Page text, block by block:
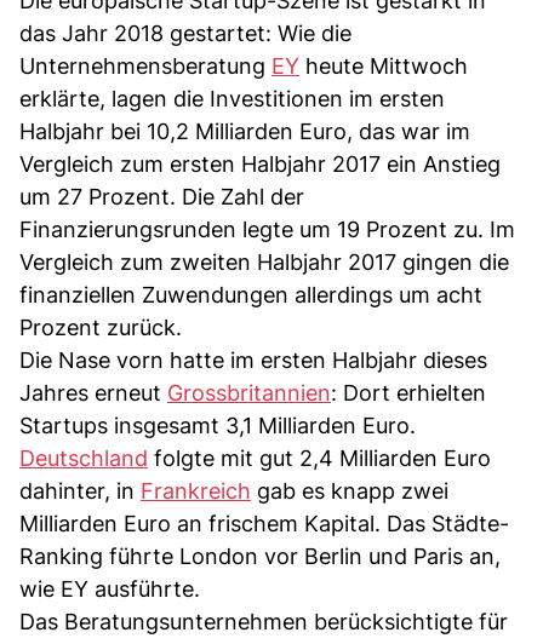
das Jahr 2018 gestartet: Wie die
Unternehmensberatung EY heute Mittwoch
erklärte, lagen die Investitionen im ersten
Halbjahr bei 10,2 Milliarden Euro, das war im
Vergleich zum ersten Halbjahr 2017 ein Anstieg
um 27 Prozent. Die Zahl der
Finanzierungsrunden legte um 19 Prozent zu. Im
Vergleich zum zweiten Halbjahr 2017 gingen die
finanziellen Zuwendungen allerdings um acht
Prozent zurück.
Die Nase vorn hatte im ersten Halbjahr dieses
Jahres erneut Grossbritannien: Dort erhielten
Startups insgesamt 3,1 Milliarden Euro.
Deutschland folgte mit gut 2,4 Milliarden Euro
dahinter, in Frankreich gab es knapp zwei
Milliarden Euro an frischem Kapital. Das Städte-
Ranking führte London vor Berlin und Paris an,
wie EY ausführte.
Das Beratungsunternehmen berücksichtigte für